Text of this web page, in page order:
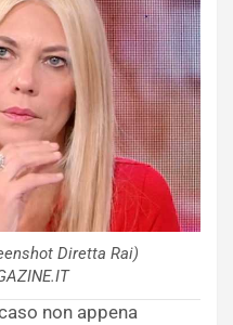
Diretta Rai)
non appena